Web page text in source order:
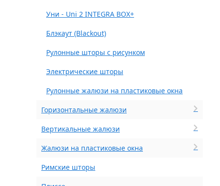
Уни - Uni 2 INTEGRA BOX+
Блэкаут (Blackout)
Рулонные шторы с рисунком
Электрические шторы
Рулонные жалюзи на пластиковые окна
Горизонтальные жалюзи
Вертикальные жалюзи
Жалюзи на пластиковые окна
Римские шторы